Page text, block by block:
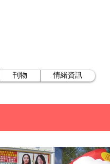
刊物 情緒資訊